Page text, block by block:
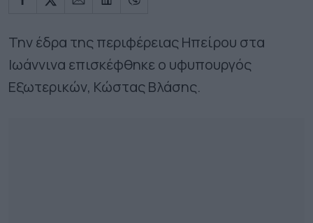
Την έδρα της περιφέρειας Ηπείρου στα
Ιωάννινα επισκέφθηκε ο υφυπουργός
Εξωτερικών, Κώστας Βλάσης.